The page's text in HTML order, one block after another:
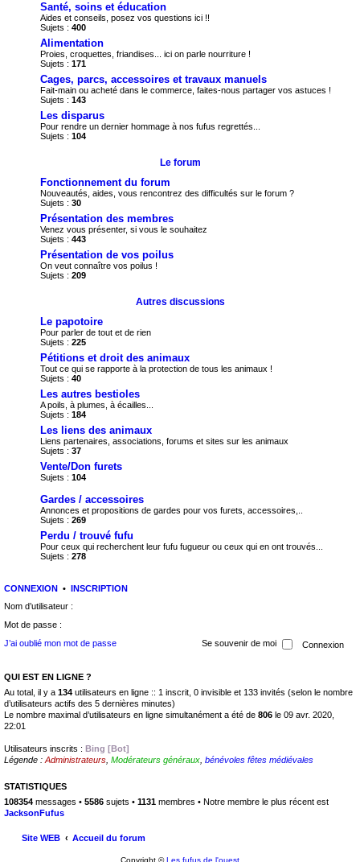
Santé, soins et éducation
Aides et conseils, posez vos questions ici !!
Sujets : 400
Alimentation
Proies, croquettes, friandises... ici on parle nourriture !
Sujets : 171
Cages, parcs, accessoires et travaux manuels
Fait-main ou acheté dans le commerce, faites-nous partager vos astuces !
Sujets : 143
Les disparus
Pour rendre un dernier hommage à nos fufus regrettés...
Sujets : 104
Le forum
Fonctionnement du forum
Nouveautés, aides, vous rencontrez des difficultés sur le forum ?
Sujets : 30
Présentation des membres
Venez vous présenter, si vous le souhaitez
Sujets : 443
Présentation de vos poilus
On veut connaître vos poilus !
Sujets : 209
Autres discussions
Le papotoire
Pour parler de tout et de rien
Sujets : 225
Pétitions et droit des animaux
Tout ce qui se rapporte à la protection de tous les animaux !
Sujets : 40
Les autres bestioles
A poils, à plumes, à écailles...
Sujets : 184
Les liens des animaux
Liens partenaires, associations, forums et sites sur les animaux
Sujets : 37
Vente/Don furets
Sujets : 104
Gardes / accessoires
Annonces et propositions de gardes pour vos furets, accessoires,..
Sujets : 269
Perdu / trouvé fufu
Pour ceux qui recherchent leur fufu fugueur ou ceux qui en ont trouvés...
Sujets : 278
CONNEXION • INSCRIPTION
Nom d’utilisateur :
Mot de passe :
J’ai oublié mon mot de passe
Se souvenir de moi
QUI EST EN LIGNE ?
Au total, il y a 134 utilisateurs en ligne :: 1 inscrit, 0 invisible et 133 invités (selon le nombre
d’utilisateurs actifs des 5 dernières minutes)
Le nombre maximal d’utilisateurs en ligne simultanément a été de 806 le 09 avr. 2020,
22:01
Utilisateurs inscrits : Bing [Bot]
Légende : Administrateurs Modérateurs généraux bénévoles fêtes médiévales
STATISTIQUES
108354 messages • 5586 sujets • 1131 membres • Notre membre le plus récent est
JacksonFufus
Site WEB Accueil du forum
Copyright ©Les fufus de l'ouest